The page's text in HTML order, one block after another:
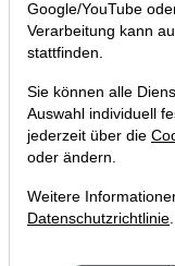
Google/YouTube
Verarbeitung kann
stattfinden.
Sie können alle
Auswahl individuell
jederzeit über die
oder ändern.
Weitere
Datenschutzrichtlinie.